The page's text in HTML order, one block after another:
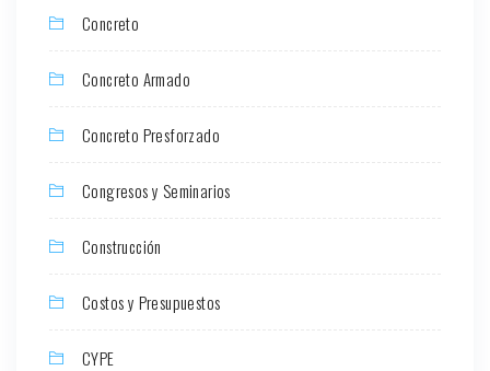
Concreto
Concreto Armado
Concreto Presforzado
Congresos y Seminarios
Construcción
Costos y Presupuestos
CYPE